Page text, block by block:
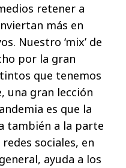
retener a
más en
Nuestro ‘mix’ de
por la gran
que tenemos
una gran lección
es que la
también a la parte
sociales, en
ayuda a los